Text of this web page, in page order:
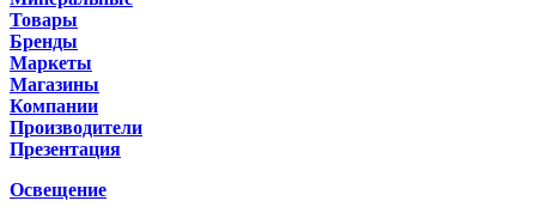
Товары
Бренды
Маркеты
Магазины
Компании
Производители
Презентация
Освещение